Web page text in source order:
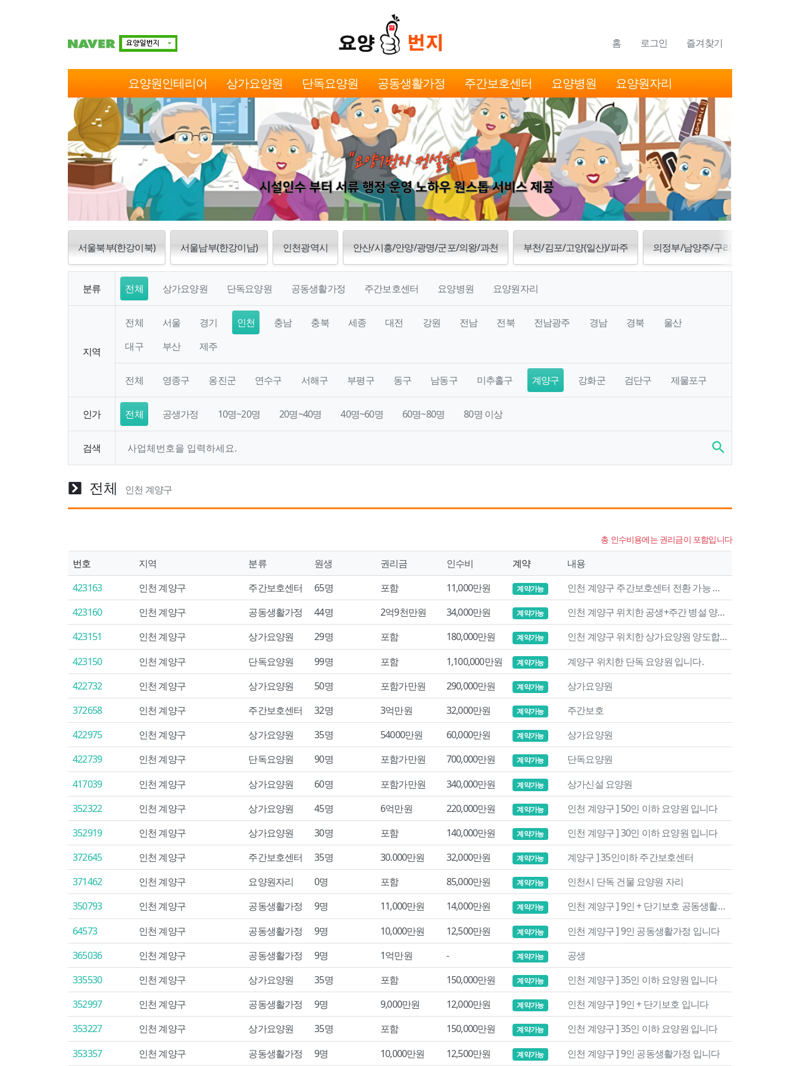
홈 로그인 즐겨찾기
요양원인테리어 상가요양원 단독요양원 공동생활가정 주간보호센터 요양병원 요양원자리
서울북부(한강이북) 서울남부(한강이남) 인천광역시 안산/시흥/안양/광명/군포/의왕/과천 부천/김포/고양(일산)/파주 의정부/남양주/구리/양주/동두천/포
분류 전체 상가요양원 단독요양원 공동생활가정 주간보호센터 요양병원 요양원자리
지역
전체 서울 경기 인천 충남 충북 세종 대전 강원 전남 전북 전남광주 경남 경북
울산
대구
부산 제주
전체 영종구 옹진군 연수구 서해구 부평구 동구 남동구 미추홀구 계양구 강화군 검단구 제물포구
인가 전체 공생가정 10명~20명 20명~40명 40명~60명 60명~80명 80명 이상
검색 search
전체 인천 계양구
총 인수비용에는 권리금이 포함입니다
번호 지역 분류 원생 권리금 인수비 계약
내용
423163
인천 계양구 주간보호센터 65명 포함 11,000만원 계약가능
인천 계양구 주간보호센터 전환 가능 시설
423160
인천 계양구 공동생활가정 44명 2억9천만원 34,000만원 계약가능
인천 계양구 위치한 공생+주간 병설 양도양수합니다.
423151
인천 계양구 상가요양원 29명 포함 180,000만원 계약가능
인천 계양구 위치한 상가요양원 양도합니다.
423150
인천 계양구 단독요양원 99명 포함 1,100,000만원 계약가능
계양구 위치한 단독 요양원 입니다.
422732
인천 계양구 상가요양원 50명 포함가만원 290,000만원 계약가능
상가요양원
372658
인천 계양구 주간보호센터 32명 3억만원 32,000만원 계약가능
주간보호
422975
인천 계양구 상가요양원 35명 54000만원 60,000만원 계약가능
상가요양원
422739
인천 계양구 단독요양원 90명 포함가만원 700,000만원 계약가능
단독요양원
417039
인천 계양구 상가요양원 60명 포함가만원 340,000만원 계약가능
상가신설 요양원
352322
인천 계양구 상가요양원 45명 6억만원 220,000만원 계약가능
인천 계양구 ] 50인 이하 요양원 입니다
352919
인천 계양구 상가요양원 30명 포함 140,000만원 계약가능
인천 계양구 ] 30인 이하 요양원 입니다
372645
인천 계양구 주간보호센터 35명 30.000만원 32,000만원 계약가능
계양구 ] 35인이하 주간보호센터
371462
인천 계양구 요양원자리 0명 포함 85,000만원 계약가능
인천시 단독 건물 요양원 자리
350793
인천 계양구 공동생활가정 9명 11,000만원 14,000만원 계약가능
인천 계양구 ] 9인 + 단기보호 공동생활가정 입니다
64573
인천 계양구 공동생활가정 9명 10,000만원 12,500만원 계약가능
인천 계양구 ] 9인 공동생활가정 입니다
365036
인천 계양구 공동생활가정 9명 1억만원 - 계약가능
공생
335530
인천 계양구 상가요양원 35명 포함 150,000만원 계약가능
인천 계양구 ] 35인 이하 요양원 입니다
352997
인천 계양구 공동생활가정 9명 9,000만원 12,000만원 계약가능
인천 계양구 ] 9인 + 단기보호 입니다
353227
인천 계양구 상가요양원 35명 포함 150,000만원 계약가능
인천 계양구 ] 35인 이하 요양원 입니다
353357
인천 계양구 공동생활가정 9명 10,000만원 12,500만원 계약가능 인천 계양구 ] 9인 공동생활가정 입니다